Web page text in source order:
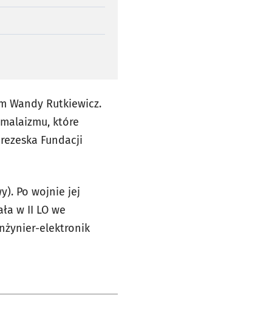
Wandy Rutkiewicz.
które
Fundacji
Po wojnie jej
w II LO we
elektronik